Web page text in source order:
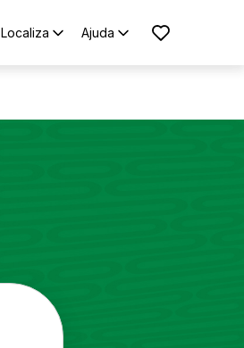
Localiza Ajuda